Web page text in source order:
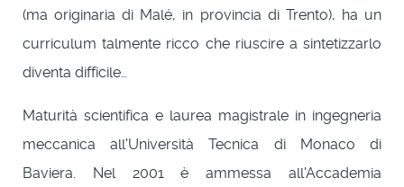
(ma originaria di Malé, in provincia di Trento), ha un
curriculum talmente ricco che riuscire a sintetizzarlo
diventa difficile…
Maturità scientifica e laurea magistrale in ingegneria
meccanica all'Università Tecnica di Monaco di
Baviera. Nel 2001 è ammessa all'Accademia